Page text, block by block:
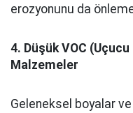
erozyonunu da
4. Düşük VOC
Malzemeler
Geleneksel boyalar ve